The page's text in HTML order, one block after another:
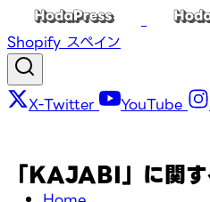
Shopify スペイン
X-Twitter YouTube
「KAJABI」に関